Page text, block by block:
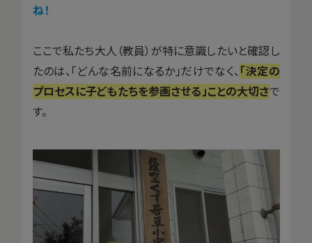
ね！
ここで私たち大人（教員）が特に意識したいと確認し
たのは、「どんな名前になるか」だけでなく、 「決定の
プロセスに子どもたちを参画させる」ことの大切さで
す。